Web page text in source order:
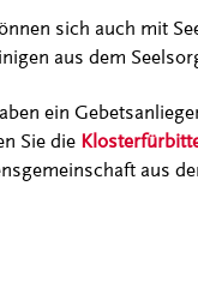
sich auch mit
aus dem
ein
Sie die
aus